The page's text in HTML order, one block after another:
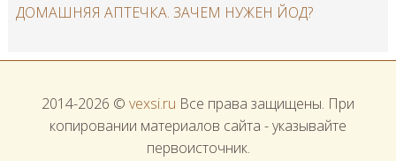
ДОМАШНЯЯ АПТЕЧКА. ЗАЧЕМ НУЖЕН ЙОД?
2014-2026 © vexsi.ru Все права защищены. При
копировании материалов сайта - указывайте
первоисточник.